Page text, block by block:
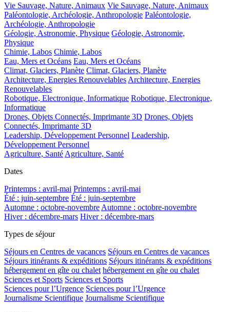
Vie Sauvage, Nature, Animaux Vie Sauvage, Nature, Animaux
Paléontologie, Archéologie, Anthropologie Paléontologie,
Archéologie, Anthropologie
Géologie, Astronomie, Physique Géologie, Astronomie,
Physique
Chimie, Labos Chimie, Labos
Eau, Mers et Océans Eau, Mers et Océans
Climat, Glaciers, Planète Climat, Glaciers, Planète
Architecture, Energies Renouvelables Architecture, Energies
Renouvelables
Robotique, Electronique, Informatique Robotique, Electronique,
Informatique
Drones, Objets Connectés, Imprimante 3D Drones, Objets
Connectés, Imprimante 3D
Leadership, Développement Personnel Leadership,
Développement Personnel
Agriculture, Santé Agriculture, Santé
Dates
Printemps : avril-mai Printemps : avril-mai
Été : juin-septembre Été : juin-septembre
Automne : octobre-novembre Automne : octobre-novembre
Hiver : décembre-mars Hiver : décembre-mars
Types de séjour
Séjours en Centres de vacances Séjours en Centres de vacances
Séjours itinérants & expéditions Séjours itinérants & expéditions
hébergement en gîte ou chalet hébergement en gîte ou chalet
Sciences et Sports Sciences et Sports
Sciences pour l’Urgence Sciences pour l’Urgence
Journalisme Scientifique Journalisme Scientifique